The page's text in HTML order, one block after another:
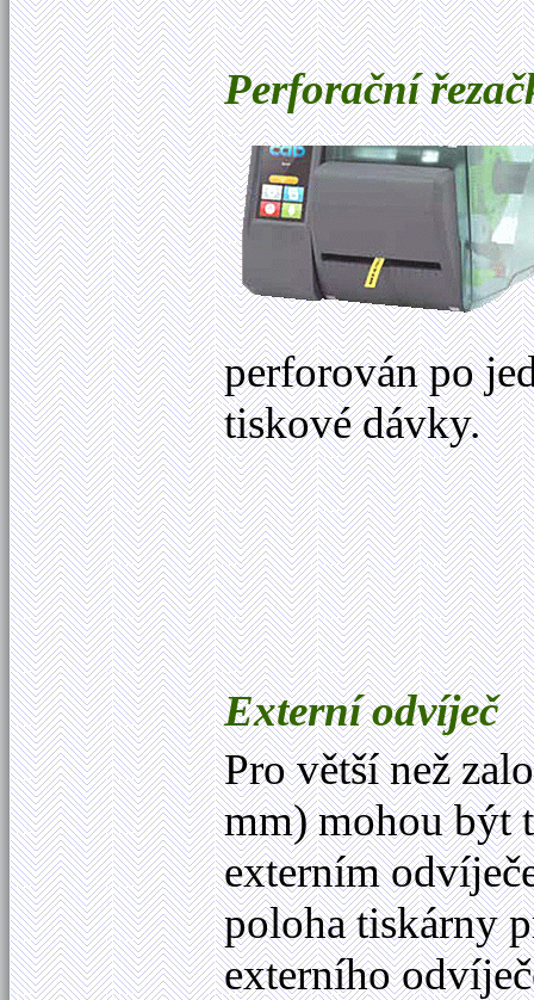
Perforační
perforován po
tiskové dávky.
Externí odvíječ
Pro větší než
mm) mohou být
externím
poloha tiskárny
externího